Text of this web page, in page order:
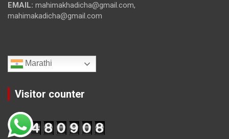
EMAIL: mahimakhadicha@gmail.com,
mahimakadicha@gmail.com
Marathi
Visitor counter